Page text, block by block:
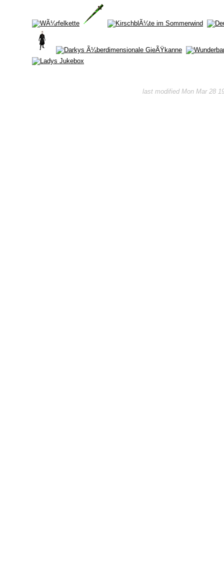
last modified Mon Mar 28